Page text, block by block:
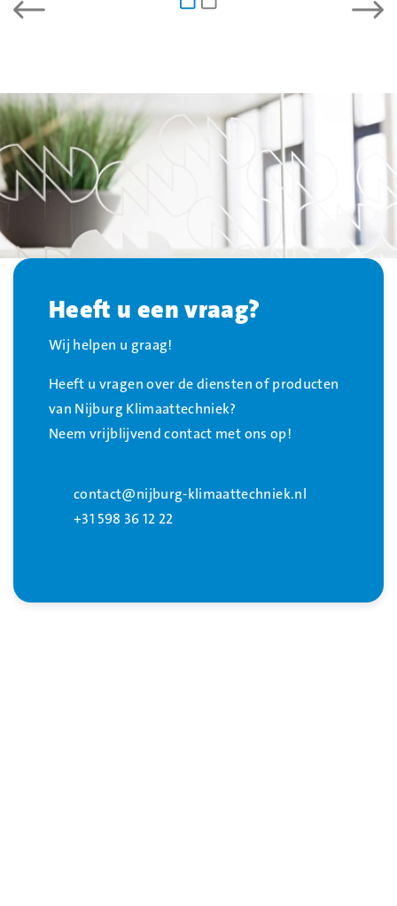
Heeft u een vraag?
Wij helpen u graag!
Heeft u vragen over de diensten of producten
van Nijburg Klimaattechniek?
Neem vrijblijvend contact met ons op!
contact@nijburg-klimaattechniek.nl
+31 598 36 12 22